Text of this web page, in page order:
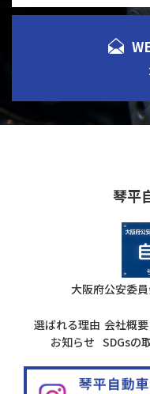
琴平
大阪府公安委
選ばれる理由 会社概要
お知らせ SDGsの